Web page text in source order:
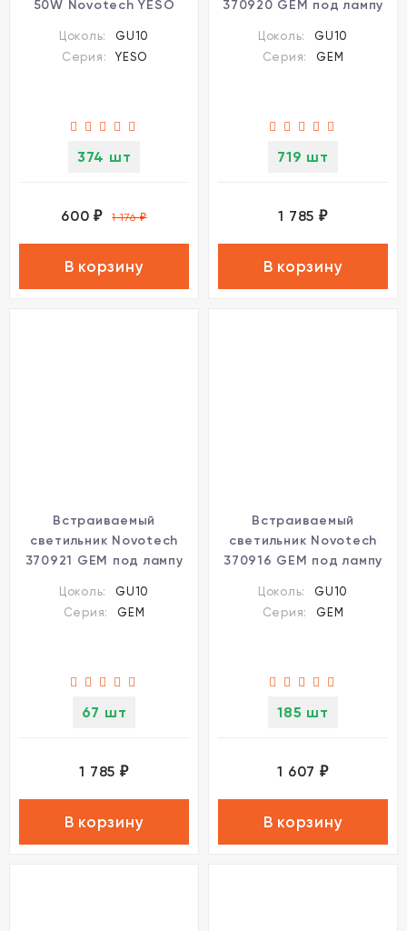
50W Novotech YESO
Цоколь:
GU10
Серия:
YESO
374 шт
600₽ 1 176₽
В корзину
370920 GEM под лампу
Цоколь:
GU10
Серия:
GEM
719 шт
1 785 ₽
В корзину
Встраиваемый
светильник Novotech
370921 GEM под лампу
Цоколь:
GU10
Серия:
GEM
67 шт
1 785 ₽
В корзину
Встраиваемый
светильник Novotech
370916 GEM под лампу
Цоколь:
GU10
Серия:
GEM
185 шт
1 607 ₽
В корзину